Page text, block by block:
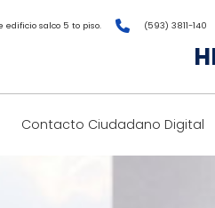
edificio salco 5 to piso. (593) 3811-140
Contacto Ciudadano Digital